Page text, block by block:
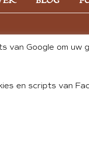
PHOTOS & CONTENT
van Google om
en scripts van